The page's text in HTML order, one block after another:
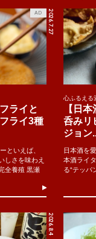
2026.7.27
AD
ライと
ライ3種
といえば、
しさを味わえ
全養殖 黒瀬
心ふるえる
【日
呑みリ
ジョン
日本酒を
本酒ライ
る“テッパ
2026.8.4